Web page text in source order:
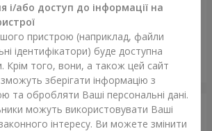
"25 червоних троянд"
Вінниця
Фотогалерея
і/або доступ до інформації на
пристрою (наприклад, файли
ідентифікатори) буде доступна
Крім того, вони, а також цей сайт
зберігати інформацію з
та обробляти Ваші персональні дані.
можуть використовувати Ваші
законного інтересу. Ви можете змінити